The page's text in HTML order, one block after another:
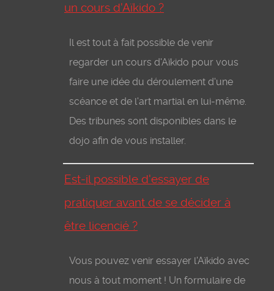
un cours d'Aïkido ?
Il est tout à fait possible de venir
regarder un cours d'Aïkido pour vous
faire une idée du déroulement d'une
scéance et de l'art martial en lui-même.
Des tribunes sont disponibles dans le
dojo afin de vous installer.
Est-il possible d'essayer de
pratiquer avant de se décider à
être licencié ?
Vous pouvez venir essayer l'Aïkido avec
nous à tout moment ! Un formulaire de